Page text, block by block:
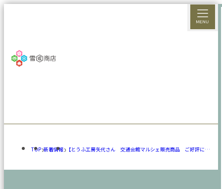
TOP 新着情報 【とうふ工房矢代さん 交通会館マルシェ販売商品 ご好評につ
き完売いたしました】